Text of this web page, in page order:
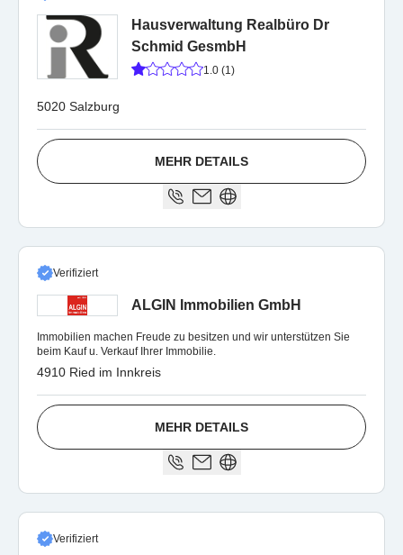
Hausverwaltung Realbüro Dr
Schmid GesmbH
1.0 (1)
5020 Salzburg
MEHR DETAILS
Verifiziert
ALGIN Immobilien GmbH
Immobilien machen Freude zu besitzen und wir unterstützen Sie
beim Kauf u. Verkauf Ihrer Immobilie.
4910 Ried im Innkreis
MEHR DETAILS
Verifiziert